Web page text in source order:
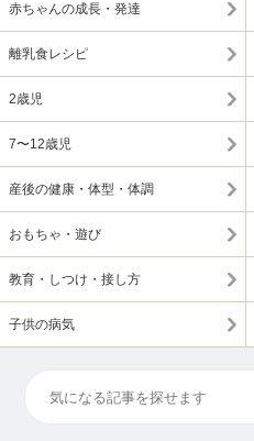
赤ちゃんの成長・発達
離乳食レシピ
2歳児
7〜12歳児
産後の健康・体型・体調
おもちゃ・遊び
教育・しつけ・接し方
子供の病気